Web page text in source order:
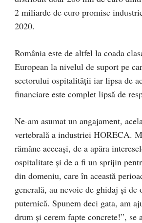
2 miliarde de euro promise
2020.
România este de altfel la coada
European la nivelul de suport pe
sectorului ospitalității iar lipsa de
financiare este complet lipsă de
Ne-am asumat un angajament,
vertebrală a industriei HORECA.
rămâne aceeași, de a apăra
ospitalitate și de a fi un sprijin
din domeniu, care în această
generală, au nevoie de ghidaj și de
puternică. Spunem deci gata, am
drum și cerem fapte concrete!”, se